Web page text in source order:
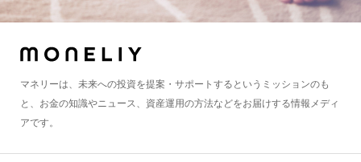
マネリーは、未来への投資を提案・サポートするというミッションのも
と、お金の知識やニュース、資産運用の方法などをお届けする情報メディ
アです。